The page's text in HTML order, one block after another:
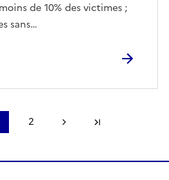
de 10% des victimes ;
sans…
précédente
2 Page suivante